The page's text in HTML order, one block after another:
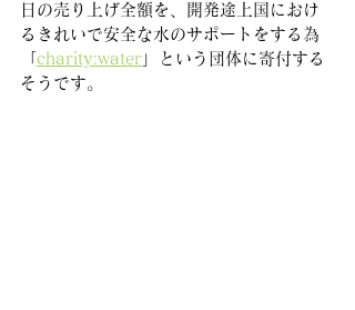
日の売り上げ全額を、開発途上国におけ
るきれいで安全な水のサポートをする為
charity:water 」という団体に寄付する
そうです。